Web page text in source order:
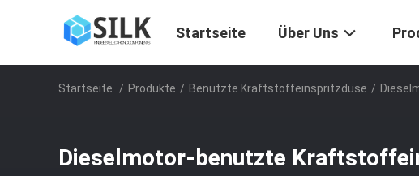
Startseite Über Uns
Startseite / Produkte / Benutzte Kraftstoffeinspritzdüse /
Dieselmotor-benutzte